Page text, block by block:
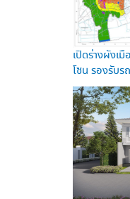
เปิดร่างผังเ
โซน รองรับร